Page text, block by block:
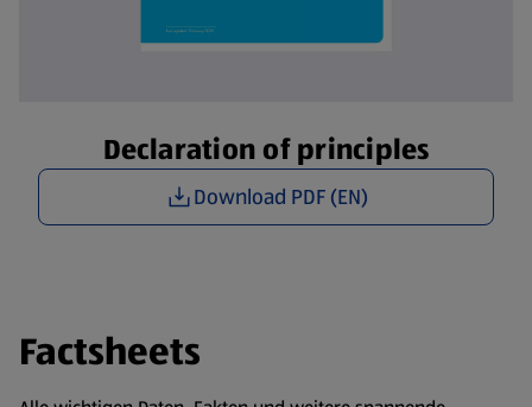
Declaration of principles
Download PDF (EN)
Factsheets